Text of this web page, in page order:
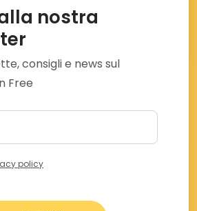
nostra
consigli e news sul
Free
policy